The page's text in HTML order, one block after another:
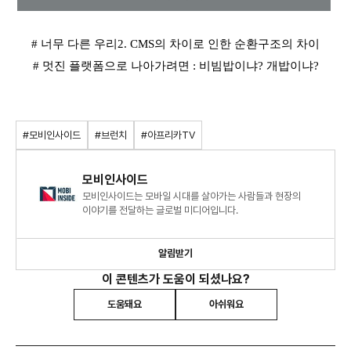
# 너무 다른 우리2. CMS의 차이로 인한 순환구조의 차이
# 멋진 플랫폼으로 나아가려면 : 비빔밥이냐? 개밥이냐?
#모비인사이드 #브런치 #아프리카TV
모비인사이드
모비인사이드는 모바일 시대를 살아가는 사람들과 현장의
이야기를 전달하는 글로벌 미디어입니다.
알림받기
이 콘텐츠가 도움이 되셨나요?
도움돼요 아쉬워요